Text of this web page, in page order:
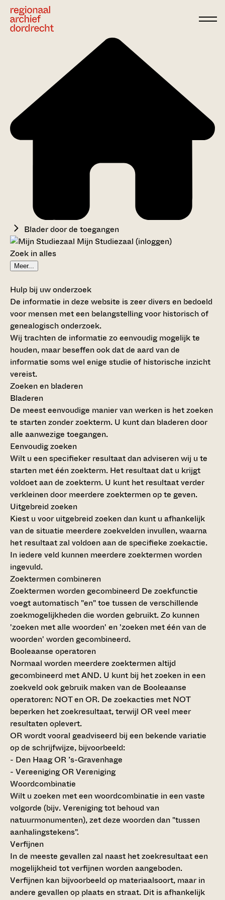
Blader door de toegangen
Mijn Studiezaal (inloggen)
Zoek in alles
Meer...
Hulp bij uw onderzoek
De informatie in deze website is zeer divers en bedoeld
voor mensen met een belangstelling voor historisch of
genealogisch onderzoek.
Wij trachten de informatie zo eenvoudig mogelijk te
houden, maar beseffen ook dat de aard van de
informatie soms wel enige studie of historische inzicht
vereist.
Zoeken en bladeren
Bladeren
De meest eenvoudige manier van werken is het zoeken
te starten zonder zoekterm. U kunt dan bladeren door
alle aanwezige toegangen.
Eenvoudig zoeken
Wilt u een specifieker resultaat dan adviseren wij u te
starten met één zoekterm. Het resultaat dat u krijgt
voldoet aan de zoekterm. U kunt het resultaat verder
verkleinen door meerdere zoektermen op te geven.
Uitgebreid zoeken
Kiest u voor uitgebreid zoeken dan kunt u afhankelijk
van de situatie meerdere zoekvelden invullen, waarna
het resultaat zal voldoen aan de specifieke zoekactie.
In iedere veld kunnen meerdere zoektermen worden
ingevuld.
Zoektermen combineren
Zoektermen worden gecombineerd De zoekfunctie
voegt automatisch "en" toe tussen de verschillende
zoekmogelijkheden die worden gebruikt. Zo kunnen
'zoeken met alle woorden' en 'zoeken met één van de
woorden' worden gecombineerd.
Booleaanse operatoren
Normaal worden meerdere zoektermen altijd
gecombineerd met AND. U kunt bij het zoeken in een
zoekveld ook gebruik maken van de Booleaanse
operatoren: NOT en OR. De zoekacties met NOT
beperken het zoekresultaat, terwijl OR veel meer
resultaten oplevert.
OR wordt vooral geadviseerd bij een bekende variatie
op de schrijfwijze, bijvoorbeeld:
- Den Haag OR ’s-Gravenhage
- Vereeniging OR Vereniging
Woordcombinatie
Wilt u zoeken met een woordcombinatie in een vaste
volgorde (bijv. Vereniging tot behoud van
natuurmonumenten), zet deze woorden dan "tussen
aanhalingstekens".
Verfijnen
In de meeste gevallen zal naast het zoekresultaat een
mogelijkheid tot verfijnen worden aangeboden.
Verfijnen kan bijvoorbeeld op materiaalsoort, maar in
andere gevallen op plaats en straat. Dit is afhankelijk